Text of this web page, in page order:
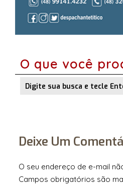
O que você
Deixe Um
O seu endereço de e-mail
Campos obrigatórios são